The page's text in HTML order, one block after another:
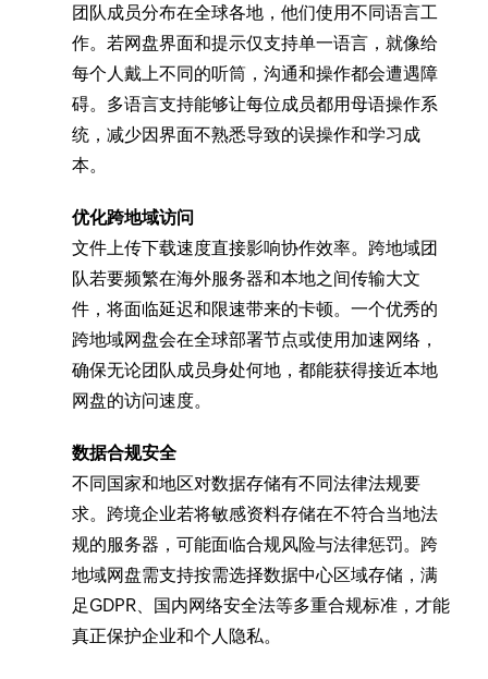
团队成员分布在全球各地，他们使用不同语言工
作。若网盘界面和提示仅支持单一语言，就像给
每个人戴上不同的听筒，沟通和操作都会遭遇障
碍。多语言支持能够让每位成员都用母语操作系
统，减少因界面不熟悉导致的误操作和学习成
本。
优化跨地域访问
文件上传下载速度直接影响协作效率。跨地域团
队若要频繁在海外服务器和本地之间传输大文
件，将面临延迟和限速带来的卡顿。一个优秀的
跨地域网盘会在全球部署节点或使用加速网络，
确保无论团队成员身处何地，都能获得接近本地
网盘的访问速度。
数据合规安全
不同国家和地区对数据存储有不同法律法规要
求。跨境企业若将敏感资料存储在不符合当地法
规的服务器，可能面临合规风险与法律惩罚。跨
地域网盘需支持按需选择数据中心区域存储，满
足GDPR、国内网络安全法等多重合规标准，才能
真正保护企业和个人隐私。